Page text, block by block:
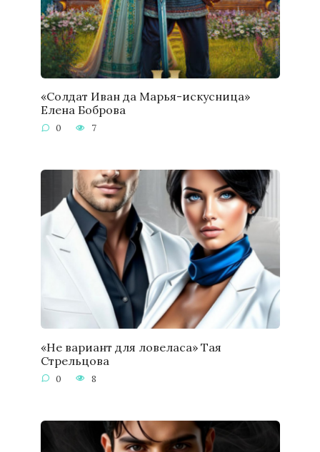
«Солдат Иван да Марья-искусница»
Елена Боброва
0 7
«Не вариант для ловеласа» Тая
Стрельцова
0 8